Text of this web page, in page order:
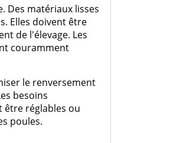
Des matériaux lisses
Elles doivent être
de l'élevage. Les
couramment
le renversement
besoins
être réglables ou
poules.